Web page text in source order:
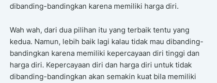
dibanding-bandingkan karena memiliki harga diri.
Wah wah, dari dua pilihan itu yang terbaik tentu yang
kedua. Namun, lebih baik lagi kalau tidak mau dibanding-
bandingkan karena memiliki kepercayaan diri tinggi dan
harga diri. Kepercayaan diri dan harga diri untuk tidak
dibanding-bandingkan akan semakin kuat bila memiliki